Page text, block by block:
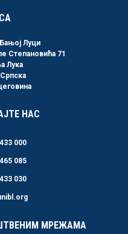
Луци
Степановића 71
Лука
НАС
000
085
030
МРЕЖАМА